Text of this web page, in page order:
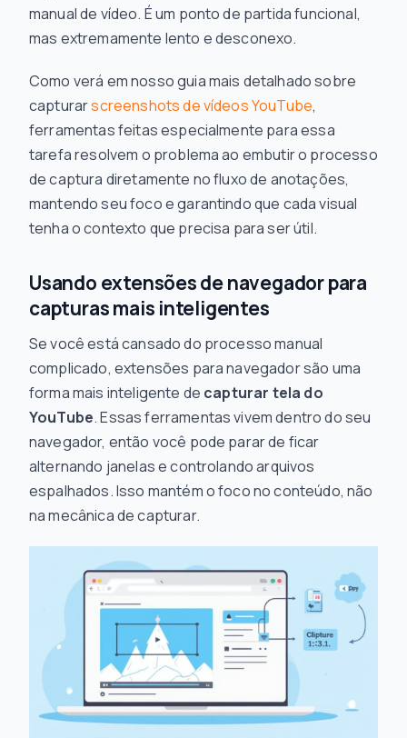
manual de vídeo. É um ponto de partida funcional,
mas extremamente lento e desconexo.
Como verá em nosso guia mais detalhado sobre
capturarscreenshots de vídeos YouTube,
ferramentas feitas especialmente para essa
tarefa resolvem o problema ao embutir o processo
de captura diretamente no fluxo de anotações,
mantendo seu foco e garantindo que cada visual
tenha o contexto que precisa para ser útil.
Usando extensões de navegador para
capturas mais inteligentes
Se você está cansado do processo manual
complicado, extensões para navegador são uma
forma mais inteligente de capturar tela do
YouTube. Essas ferramentas vivem dentro do seu
navegador, então você pode parar de ficar
alternando janelas e controlando arquivos
espalhados. Isso mantém o foco no conteúdo, não
na mecânica de capturar.